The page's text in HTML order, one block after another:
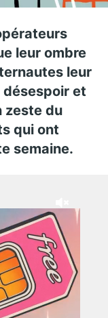
leur ombre
leur
désespoir et
zeste du
qui ont
semaine.